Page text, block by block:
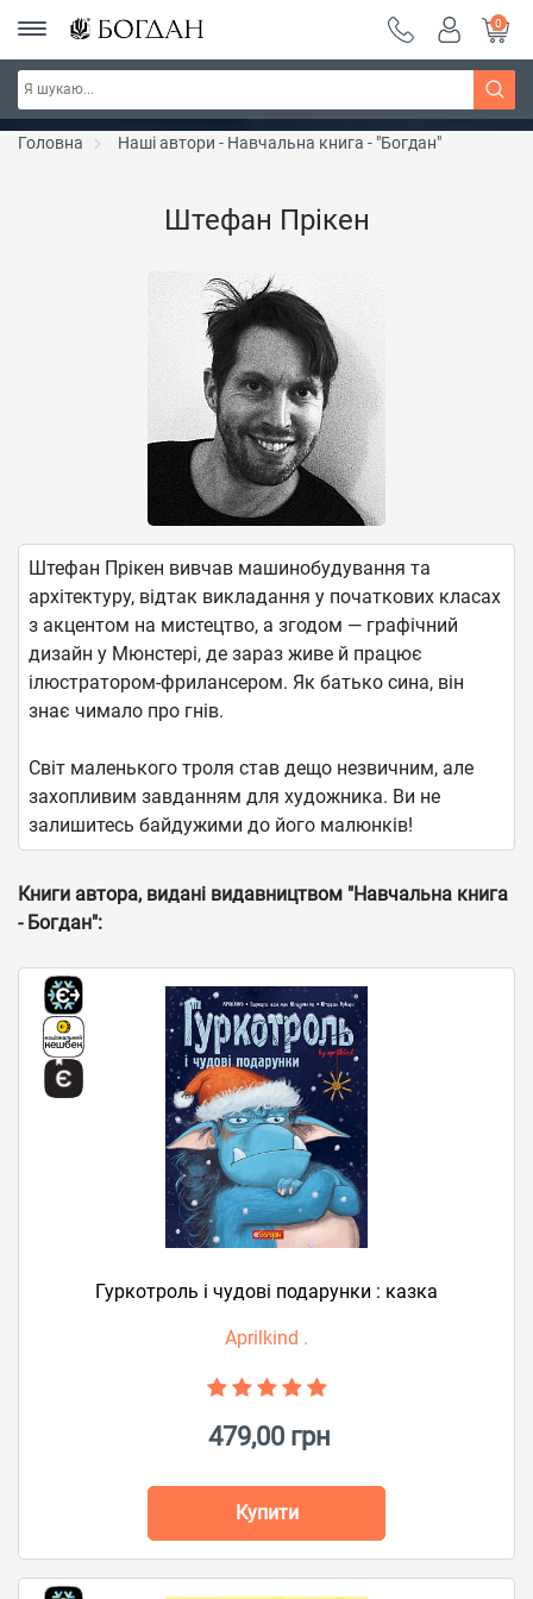
РОЗПРОДАЖ ~ 150 грн ~ 200 грн ~ 250 грн ~
300 грн ~ РОЗПРОДАЖ
Дізнатись більше
0
Головна Наші автори - Навчальна книга - "Богдан"
Штефан Прікен
Штефан Прікен вивчав машинобудування та
архітектуру, відтак викладання у початкових класах
з акцентом на мистецтво, а згодом — графічний
дизайн у Мюнстері, де зараз живе й працює
ілюстратором-фрилансером. Як батько сина, він
знає чимало про гнів.
Світ маленького троля став дещо незвичним, але
захопливим завданням для художника. Ви не
залишитесь байдужими до його малюнків!
Книги автора, видані видавництвом "Навчальна книга
- Богдан":
Гуркотроль і чудові подарунки : казка
Aprilkind .
479,00 грн
Купити